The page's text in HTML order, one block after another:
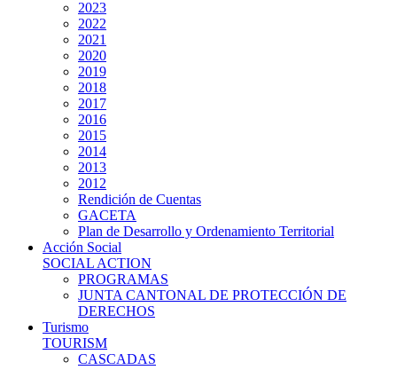
2023
2022
2021
2020
2019
2018
2017
2016
2015
2014
2013
2012
Rendición de Cuentas
GACETA
Plan de Desarrollo y Ordenamiento Territorial
Acción Social
SOCIAL ACTION
PROGRAMAS
JUNTA CANTONAL DE PROTECCIÓN DE
DERECHOS
Turismo
TOURISM
CASCADAS